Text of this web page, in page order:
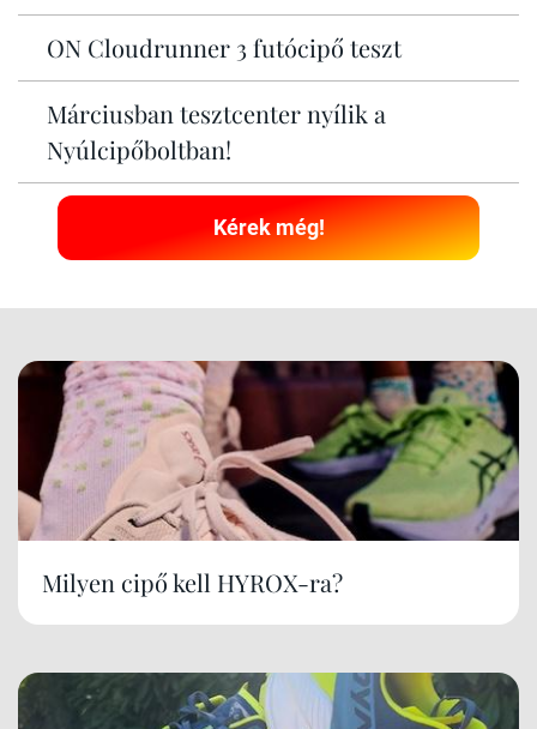
ON Cloudrunner 3 futócipő teszt
Márciusban tesztcenter nyílik a
Nyúlcipőboltban!
Kérek még!
Milyen cipő kell HYROX-ra?